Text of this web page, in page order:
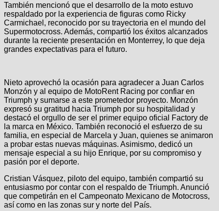
También mencionó que el desarrollo de la moto estuvo
respaldado por la experiencia de figuras como Ricky
Carmichael, reconocido por su trayectoria en el mundo del
Supermotocross. Además, compartió los éxitos alcanzados
durante la reciente presentación en Monterrey, lo que deja
grandes expectativas para el futuro.
Nieto aprovechó la ocasión para agradecer a Juan Carlos
Monzón y al equipo de MotoRent Racing por confiar en
Triumph y sumarse a este prometedor proyecto. Monzón
expresó su gratitud hacia Triumph por su hospitalidad y
destacó el orgullo de ser el primer equipo oficial Factory de
la marca en México. También reconoció el esfuerzo de su
familia, en especial de Marcela y Juan, quienes se animaron
a probar estas nuevas máquinas. Asimismo, dedicó un
mensaje especial a su hijo Enrique, por su compromiso y
pasión por el deporte.
Cristian Vásquez, piloto del equipo, también compartió su
entusiasmo por contar con el respaldo de Triumph. Anunció
que competirán en el Campeonato Mexicano de Motocross,
así como en las zonas sur y norte del País.